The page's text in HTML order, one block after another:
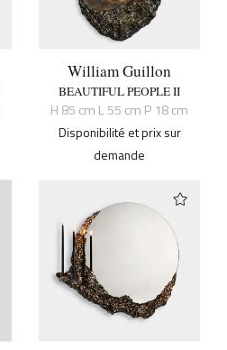
William Guillon
BEAUTIFUL PEOPLE II
H 85 cm L 55 cm P 18 cm
Disponibilité et prix sur
demande